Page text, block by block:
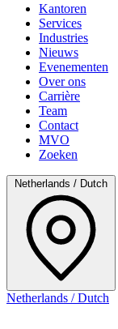
Kantoren
Services
Industries
Nieuws
Evenementen
Over ons
Carrière
Team
Contact
MVO
Zoeken
Netherlands / Dutch
Netherlands / Dutch